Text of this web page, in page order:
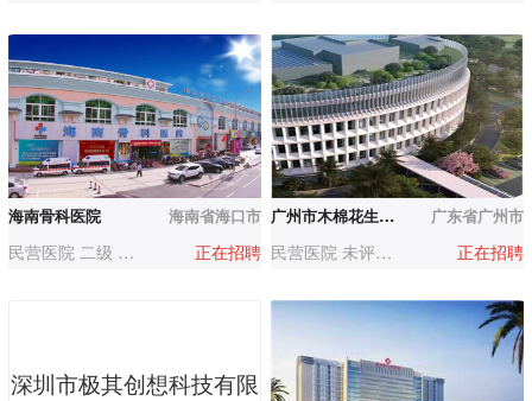
海南骨科医院 海南省海口市
民营医院 二级 200-500人正在招聘
广州市木棉花生殖专科连锁门诊 广东省广州市
民营医院 未评级 200-500人正在招聘
深圳市极其创想科技有限